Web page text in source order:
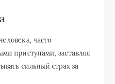
часто
приступами, заставляя
сильный страх за